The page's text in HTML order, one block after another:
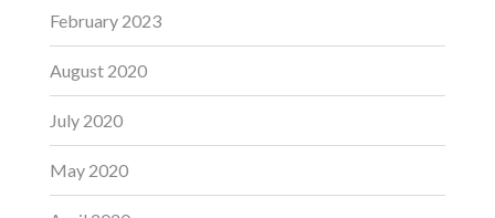
February 2023
August 2020
July 2020
May 2020